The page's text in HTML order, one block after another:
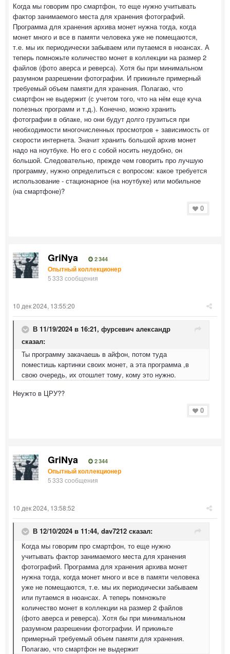
Когда мы говорим про смартфон, то еще нужно учитывать
фактор занимаемого места для хранения фотографий.
Программа для хранения архива монет нужна тогда, когда
монет много и все в памяти человека уже не помещаются,
т.е. мы их периодически забываем или путаемся в нюансах. А
теперь помножьте количество монет в коллекции на размер 2
файлов (фото аверса и реверса). Хотя бы при минимальном
разумном разрешении фотографии. И прикиньте примерный
требуемый объем памяти для хранения. Полагаю, что
смартфон не выдержит (с учетом того, что на нём еще куча
полезных программ и т.д.). Конечно, можно хранить
фотографии в облаке, но они будут долго грузиться при
необходимости многочисленных просмотров + зависимость от
скорости интернета. Значит хранить большой архив монет
надо на ноутбуке. Но его с собой носить неудобно, он
большой. Следовательно, прежде чем говорить про лучшую
программу, нужно определиться с вопросом: какое требуется
использование - стационарное (на ноутбуке) или мобильное
(на смартфоне)?
0
GriNya 2 344
Опытный коллекционер
5 333 сообщения
10 дек 2024, 13:55:20
В 11/19/2024 в 16:21, фурсевич александр
сказал:
Ты программу закачаешь в айфон, потом туда
поместишь картинки своих монет, а эта программа ,в
свою очередь, их отошлет тому, кому это нужно.
Неужто в ЦРУ??
0
GriNya 2 344
Опытный коллекционер
5 333 сообщения
10 дек 2024, 13:58:52
В 12/10/2024 в 11:44, dav7212 сказал:
Когда мы говорим про смартфон, то еще нужно
учитывать фактор занимаемого места для хранения
фотографий. Программа для хранения архива монет
нужна тогда, когда монет много и все в памяти человека
уже не помещаются, т.е. мы их периодически забываем
или путаемся в нюансах. А теперь помножьте
количество монет в коллекции на размер 2 файлов
(фото аверса и реверса). Хотя бы при минимальном
разумном разрешении фотографии. И прикиньте
примерный требуемый объем памяти для хранения.
Полагаю, что смартфон не выдержит